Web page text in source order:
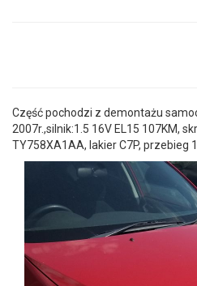
Część pochodzi z demontażu
2007r.,silnik:1.5 16V EL15 107KM,
TY758XA1AA, lakier C7P, przebieg